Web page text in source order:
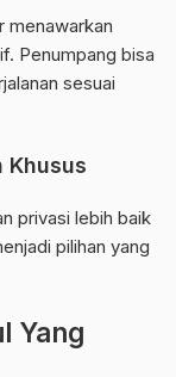
menawarkan
Penumpang bisa
sesuai
Khusus
privasi lebih baik
pilihan yang
Yang